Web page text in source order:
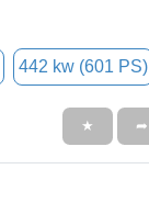
442 kw (601 PS)
★ ➦